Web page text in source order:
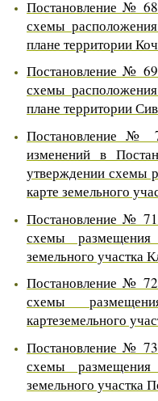
Постановление №
схемы
плане территории
Постановление №
схемы
плане территории
Постановление №
изменений в
утверждении схемы
карте земельного
Постановление №
схемы
земельного участка
Постановление №
схемы
картеземельного
Постановление №
схемы
земельного